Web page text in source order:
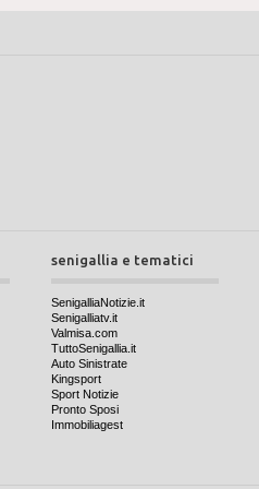
senigallia e tematici
SenigalliaNotizie.it
Senigalliatv.it
Valmisa.com
TuttoSenigallia.it
Auto Sinistrate
Kingsport
Sport Notizie
Pronto Sposi
Immobiliagest